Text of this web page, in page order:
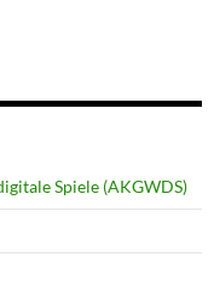
Spiele (AKGWDS)